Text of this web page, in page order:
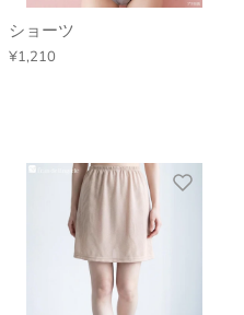
ショーツ
¥1,210